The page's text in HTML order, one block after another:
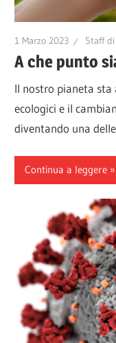
1 Marzo 2023 Staff
A che punto
Il nostro pianeta
ecologici e il
diventando una
Continua a leggere